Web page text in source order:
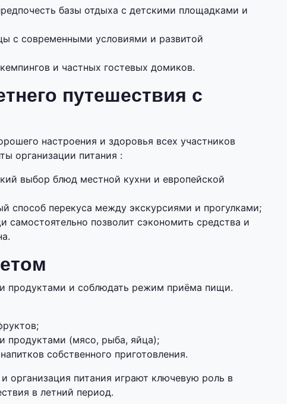
базы отдыха с детскими площадками и
с современными условиями и развитой
и частных гостевых домиков.
путешествия с
настроения и здоровья всех участников
организации питания :
выбор блюд местной кухни и европейской
способ перекуса между экскурсиями и прогулками;
самостоятельно позволит сэкономить средства и
продуктами и соблюдать режим приёма пищи.
продуктами (мясо, рыба, яйца);
собственного приготовления.
организация питания играют ключевую роль в
в летний период.